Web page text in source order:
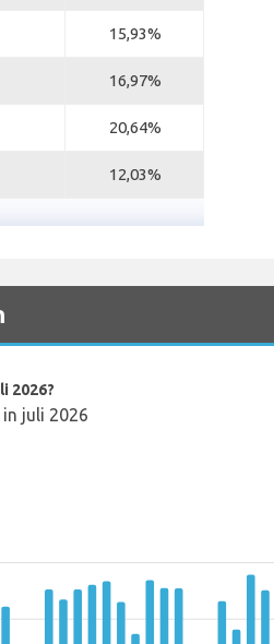
15,93%
16,97%
20,64%
12,03%
2026?
juli 2026